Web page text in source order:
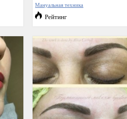
Мануальная техника
Рейтинг